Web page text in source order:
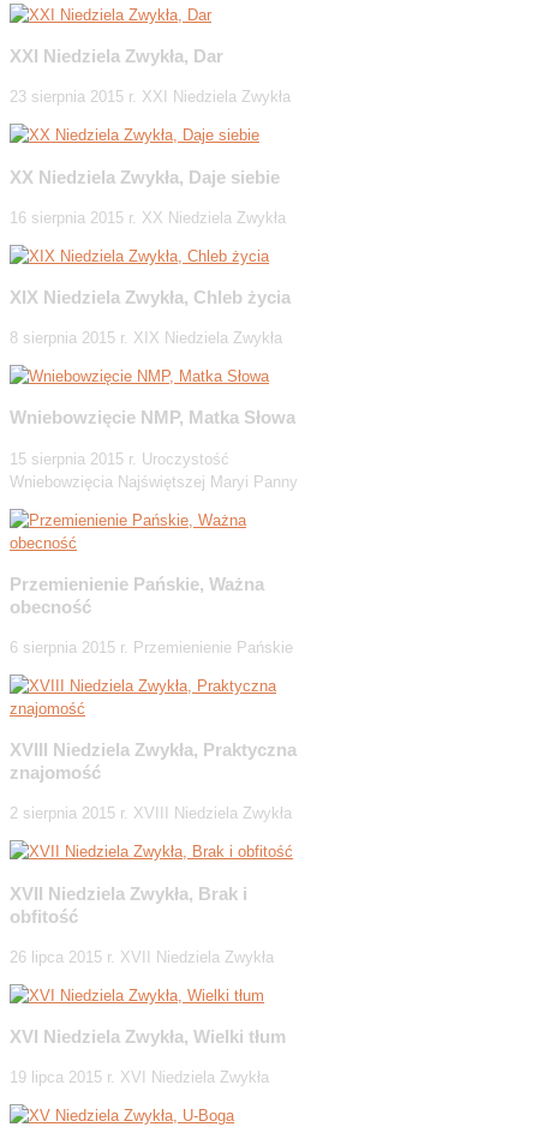
XXI Niedziela Zwykła, Dar
23 sierpnia 2015 r. XXI Niedziela Zwykła
XX Niedziela Zwykła, Daje siebie
16 sierpnia 2015 r. XX Niedziela Zwykła
XIX Niedziela Zwykła, Chleb życia
8 sierpnia 2015 r. XIX Niedziela Zwykła
Wniebowzięcie NMP, Matka Słowa
15 sierpnia 2015 r. Uroczystość
Wniebowzięcia Najświętszej Maryi Panny
Przemienienie Pańskie, Ważna
obecność
6 sierpnia 2015 r. Przemienienie Pańskie
XVIII Niedziela Zwykła, Praktyczna
znajomość
2 sierpnia 2015 r. XVIII Niedziela Zwykła
XVII Niedziela Zwykła, Brak i
obfitość
26 lipca 2015 r. XVII Niedziela Zwykła
XVI Niedziela Zwykła, Wielki tłum
19 lipca 2015 r. XVI Niedziela Zwykła